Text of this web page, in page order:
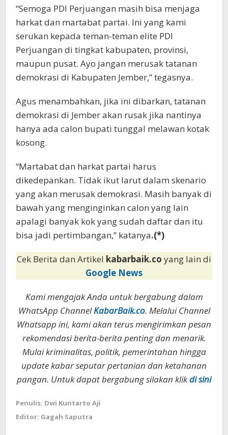
“Semoga PDI Perjuangan masih bisa menjaga
harkat dan martabat partai. Ini yang kami
serukan kepada teman-teman elite PDI
Perjuangan di tingkat kabupaten, provinsi,
maupun pusat. Ayo jangan merusak tatanan
demokrasi di Kabupaten Jember,” tegasnya.
Agus menambahkan, jika ini dibarkan, tatanan
demokrasi di Jember akan rusak jika nantinya
hanya ada calon bupati tunggal melawan kotak
kosong.
“Martabat dan harkat partai harus
dikedepankan. Tidak ikut larut dalam skenario
yang akan merusak demokrasi. Masih banyak di
bawah yang menginginkan calon yang lain
apalagi banyak kok yang sudah daftar dan itu
bisa jadi pertimbangan,” katanya.(*)
Cek Berita dan Artikel kabarbaik.co yang lain di
Google News
Kami mengajak Anda untuk bergabung dalam
WhatsApp ChannelKabarBaik.co. Melalui Channel
Whatsapp ini, kami akan terus mengirimkan pesan
rekomendasi berita-berita penting dan menarik.
Mulai kriminalitas, politik, pemerintahan hingga
update kabar seputar pertanian dan ketahanan
pangan. Untuk dapat bergabung silakan klikdi sini
Penulis: Dwi Kuntarto Aji
Editor: Gagah Saputra